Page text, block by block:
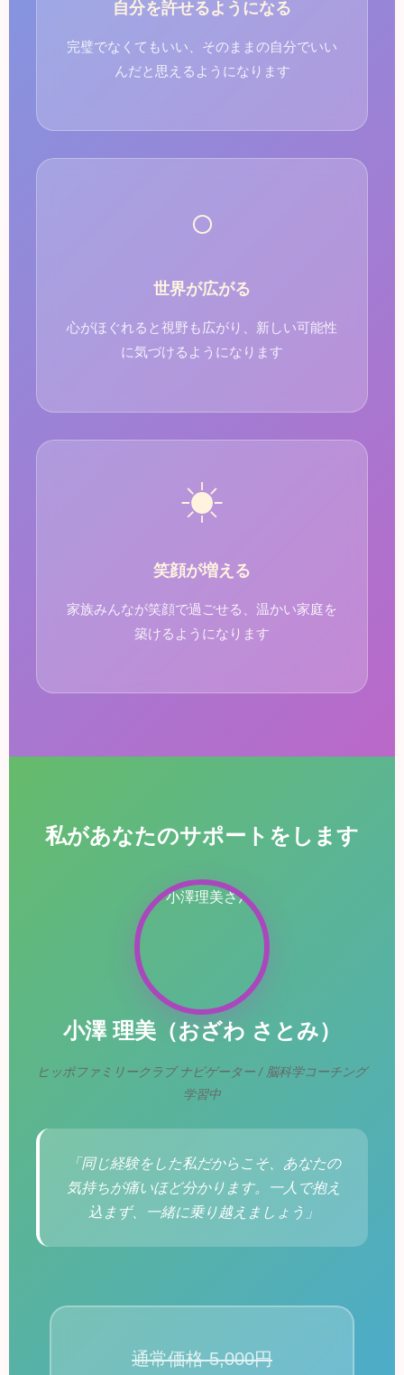
自分を許せるようになる
完璧でなくてもいい、そのままの自分でいい
んだと思えるようになります
○
世界が広がる
心がほぐれると視野も広がり、新しい可能性
に気づけるようになります
☀
笑顔が増える
家族みんなが笑顔で過ごせる、温かい家庭を
築けるようになります
私があなたのサポートをします
小澤 理美（おざわ さとみ）
ヒッポファミリークラブ ナビゲーター / 脳科学コーチング
学習中
「同じ経験をした私だからこそ、あなたの
気持ちが痛いほど分かります。一人で抱え
込まず、一緒に乗り越えましょう」
通常価格 5,000円